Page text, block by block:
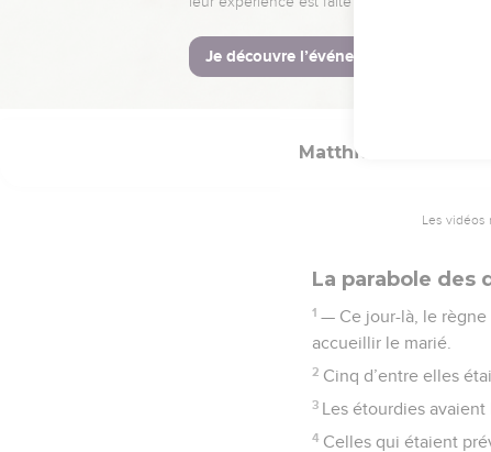
lamentations et
Matthieu
Les vidéos
La parabole des
1 — Ce jour-là, le règne
accueillir le marié.
2 Cinq d’entre elles
3 Les étourdies avaient
4 Celles qui étaient